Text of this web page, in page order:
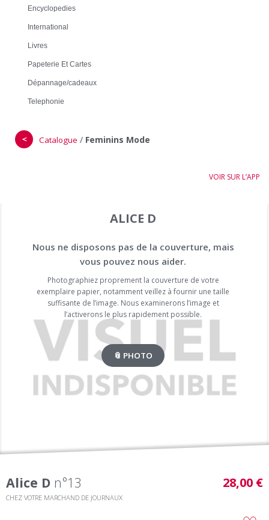
Encyclopedies
International
Livres
Papeterie Et Cartes
Dépannage/cadeaux
Telephonie
＜ Catalogue / Feminins Mode
VOIR SUR L’APP
ALICE D
Nous ne disposons pas de la couverture, mais
vous pouvez nous aider.
Photographiez proprement la couverture de votre
exemplaire papier, notamment veillez à fournir une taille
suffisante de l’image. Nous examinerons l’image et
l’activerons le plus rapidement possible.
📎 PHOTO
Alice D n°13
CHEZ VOTRE MARCHAND DE JOURNAUX
28,00 €